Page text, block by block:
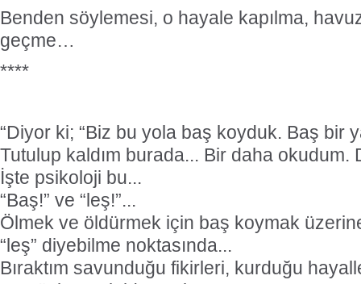
Benden söylemesi, o hayale kapılma,
geçme…
****
“Diyor ki; “Biz bu yola baş koyduk. Baş bir
Tutulup kaldım burada... Bir daha okudum.
İşte psikoloji bu...
“Baş!” ve “leş!”...
Ölmek ve öldürmek için baş koymak
“leş” diyebilme noktasında...
Bıraktım savunduğu fikirleri, kurduğu